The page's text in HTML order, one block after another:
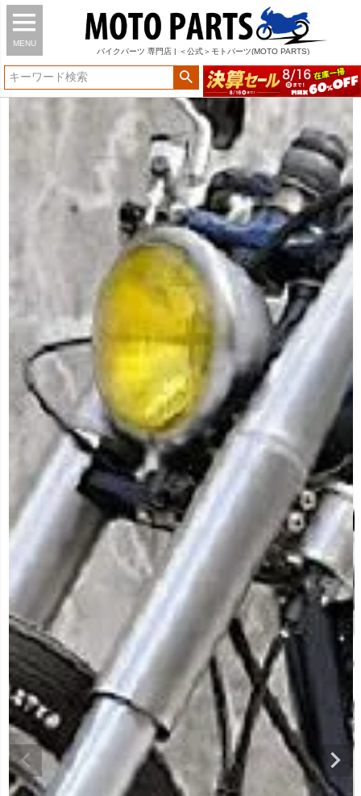
MENU
バイク パーツ 専門店 | ＜公式＞モトパーツ(MOTO PARTS)